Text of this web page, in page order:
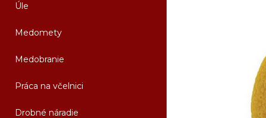
Úle
Medomety
Medobranie
Práca na včelnici
Drobné náradie